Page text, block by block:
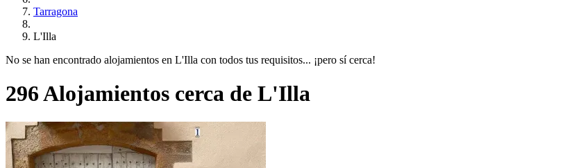
Tarragona
L'Illa
No se han encontrado alojamientos en L'Illa con todos tus requisitos... ¡pero sí cerca!
296 Alojamientos cerca de L'Illa